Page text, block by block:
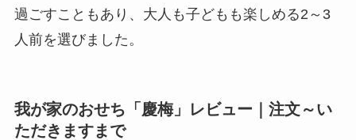
過ごすこともあり、大人も子どもも楽しめる2～3
人前を選びました。
我が家のおせち「慶梅」レビュー｜注文～い
ただきますまで